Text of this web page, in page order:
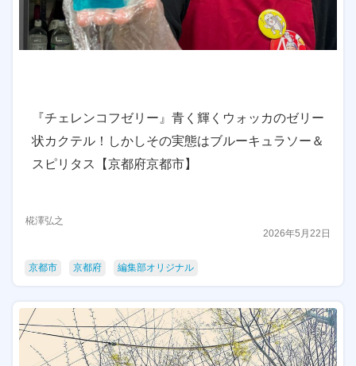
『チェレンコフゼリー』青く輝くウォッカのゼリー
状カクテル！しかしその実態はブルーキュラソー＆
スピリタス【京都府京都市】
椛澤弘之
2026年5月22日
京都市 京都府 編集部オリジナル